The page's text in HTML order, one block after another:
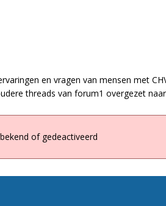
en vragen van mensen met
threads van forum1 overgezet
of gedeactiveerd